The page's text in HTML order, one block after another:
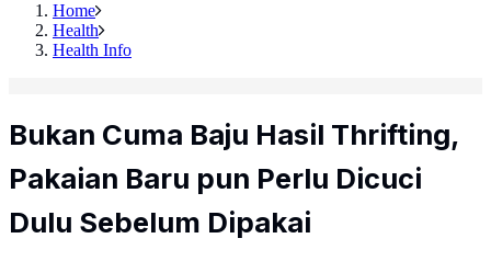
Home
Health
Health Info
Bukan Cuma Baju Hasil Thrifting,
Pakaian Baru pun Perlu Dicuci
Dulu Sebelum Dipakai